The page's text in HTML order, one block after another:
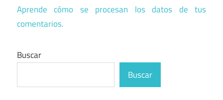
Aprende cómo se procesan los datos de tus
comentarios.
Buscar
Buscar